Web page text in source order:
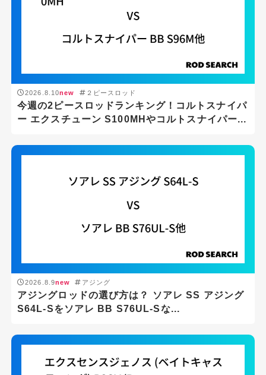
2026.8.10new ２ピースロッド
今週の2ピースロッドランキング！コルトスナイパ
ー エクスチューン S100MHやコルトスナイパー...
2026.8.9new アジング
アジングロッドの選び方は？ ソアレ SS アジング
S64L-Sをソアレ BB S76UL-Sな...